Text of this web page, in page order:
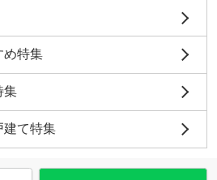
め特集
集
建て特集